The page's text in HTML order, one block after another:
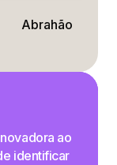
Abrahão
ao
identificar